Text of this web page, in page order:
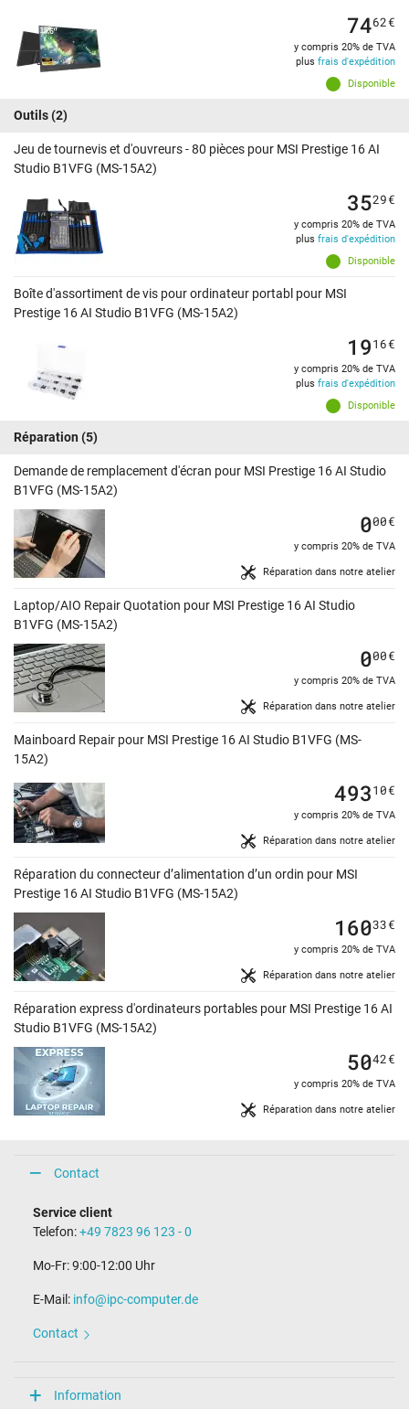
Disponible
7462€
y compris 20% de TVA
plus frais d'expédition
Outils(2)
Jeu de tournevis et d'ouvreurs - 80 pièces pour MSI Prestige 16 AI
Studio B1VFG (MS-15A2)
Disponible
3529€
y compris 20% de TVA
plus frais d'expédition
Boîte d'assortiment de vis pour ordinateur portabl pour MSI
Prestige 16 AI Studio B1VFG (MS-15A2)
Disponible
1916€
y compris 20% de TVA
plus frais d'expédition
Réparation (5)
Demande de remplacement d'écran pour MSI Prestige 16 AI Studio
B1VFG (MS-15A2)
Réparation dans notre atelier
000€
y compris 20% de TVA
Laptop/AIO Repair Quotation pour MSI Prestige 16 AI Studio
B1VFG (MS-15A2)
Réparation dans notre atelier
000€
y compris 20% de TVA
Mainboard Repair pour MSI Prestige 16 AI Studio B1VFG (MS-
15A2)
Réparation dans notre atelier
49310€
y compris 20% de TVA
Réparation du connecteur d’alimentation d’un ordin pour MSI
Prestige 16 AI Studio B1VFG (MS-15A2)
Réparation dans notre atelier
16033€
y compris 20% de TVA
Réparation express d'ordinateurs portables pour MSI Prestige 16 AI
Studio B1VFG (MS-15A2)
Réparation dans notre atelier
5042€
y compris 20% de TVA
Contact
Service client
Telefon:+49 7823 96 123 - 0
Mo-Fr: 9:00-12:00 Uhr
E-Mail: info@ipc-computer.de
Contact
Information